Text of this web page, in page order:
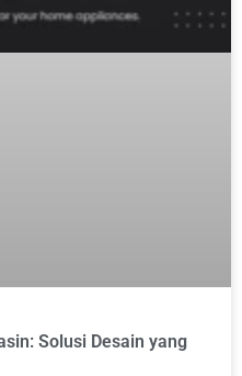
Solusi Desain yang